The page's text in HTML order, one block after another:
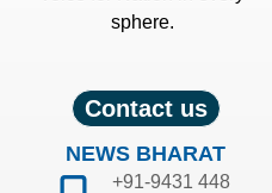
sphere.
Contact us
NEWS BHARAT
+91-9431 448